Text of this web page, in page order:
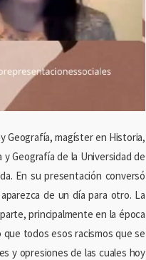
Geografía, magíster en Historia,
Geografía de la Universidad de
En su presentación conversó
de un día para otro. La
principalmente en la época
todos esos racismos que se
y opresiones de las cuales hoy